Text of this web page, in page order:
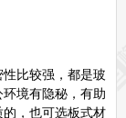
比较强，都是玻
境有隐秘，有助
，也可选板式材